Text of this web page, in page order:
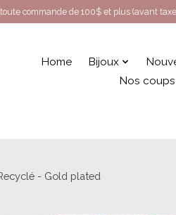
commande de 100$ et plus (avant
Home Bijoux
Nos
- Gold plated